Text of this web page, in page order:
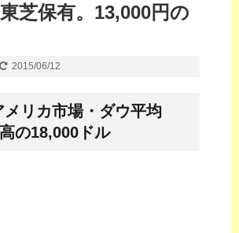
芝保有。13,000円の
2015/06/12
メリカ市場・ダウ平均
の18,000ドル